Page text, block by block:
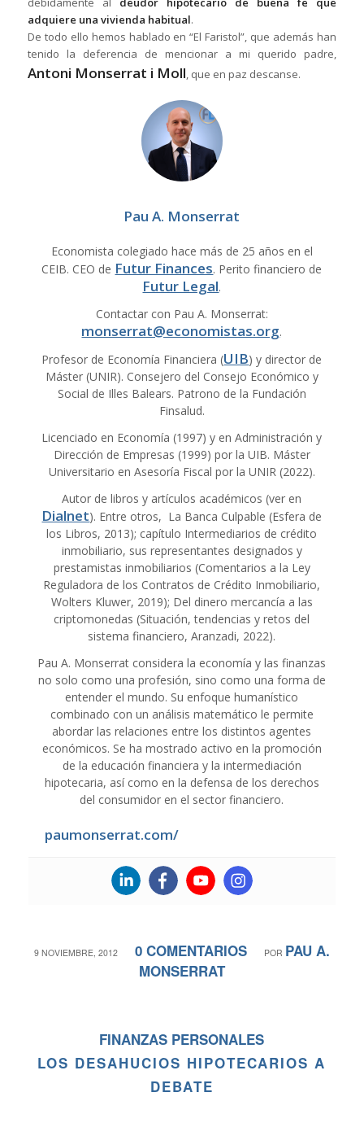
adquiere una vivienda habitual.
De todo ello hemos hablado en “El Faristol”, que además han
tenido la deferencia de mencionar a mi querido padre,
Antoni Monserrat i Moll, que en paz descanse.
Pau A. Monserrat
Economista colegiado hace más de 25 años en el
CEIB. CEO de Futur Finances. Perito financiero de
Futur Legal.
Contactar con Pau A. Monserrat:
monserrat@economistas.org.
Profesor de Economía Financiera (UIB) y director de
Máster (UNIR). Consejero del Consejo Económico y
Social de Illes Balears. Patrono de la Fundación
Finsalud.
Licenciado en Economía (1997) y en Administración y
Dirección de Empresas (1999) por la UIB. Máster
Universitario en Asesoría Fiscal por la UNIR (2022).
Autor de libros y artículos académicos (ver en
Dialnet). Entre otros, La Banca Culpable (Esfera de
los Libros, 2013); capítulo Intermediarios de crédito
inmobiliario, sus representantes designados y
prestamistas inmobiliarios (Comentarios a la Ley
Reguladora de los Contratos de Crédito Inmobiliario,
Wolters Kluwer, 2019); Del dinero mercancía a las
criptomonedas (Situación, tendencias y retos del
sistema financiero, Aranzadi, 2022).
Pau A. Monserrat considera la economía y las finanzas
no solo como una profesión, sino como una forma de
entender el mundo. Su enfoque humanístico
combinado con un análisis matemático le permite
abordar las relaciones entre los distintos agentes
económicos. Se ha mostrado activo en la promoción
de la educación financiera y la intermediación
hipotecaria, así como en la defensa de los derechos
del consumidor en el sector financiero.
paumonserrat.com/
9 NOVIEMBRE, 2012
/ 0 COMENTARIOS
/ POR PAU A.
MONSERRAT
FINANZAS PERSONALES
LOS DESAHUCIOS HIPOTECARIOS A
DEBATE